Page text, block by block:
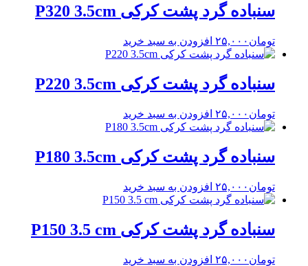
سنباده گرد پشت کرکی P320 3.5cm
تومان ۲۵,۰۰۰ افزودن به سبد خرید
سنباده گرد پشت کرکی P220 3.5cm
تومان ۲۵,۰۰۰ افزودن به سبد خرید
سنباده گرد پشت کرکی P180 3.5cm
تومان ۲۵,۰۰۰ افزودن به سبد خرید
سنباده گرد پشت کرکی P150 3.5 cm
تومان ۲۵,۰۰۰ افزودن به سبد خرید